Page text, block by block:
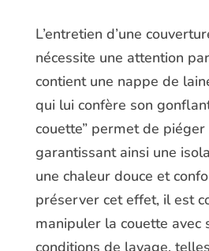
L’entretien d’une
nécessite une attention
contient une nappe de
qui lui confère son
couette” permet de piéger
garantissant ainsi une
une chaleur douce et
préserver cet effet, il est
manipuler la couette avec